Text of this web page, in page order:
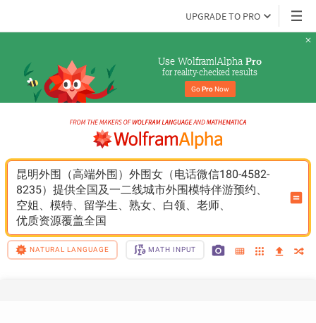
UPGRADE TO PRO
Use Wolfram|Alpha Pro
for reality-checked results
Go Pro Now
昆明外围（高端外围）外围女（电话微信180-4582-
8235）提供全国及一二线城市外围模特伴游预约、
空姐、模特、留学生、熟女、白领、老师、
优质资源覆盖全国
NATURAL LANGUAGE MATH INPUT